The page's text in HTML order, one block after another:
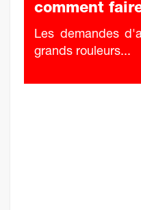
comment
Les demandes
grands rouleurs...